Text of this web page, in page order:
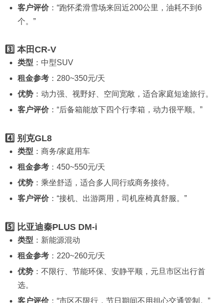
客户评价：“跑怀柔滑雪场来回近200公里，油耗不到6
个。”
3️⃣ 本田CR-V
类型 ：中型SUV
租金参考：280~350元/天
优势：动力强、视野好、空间宽敞，适合家庭短途旅行。
客户评价：“后备箱能放下四个行李箱，动力很平顺。”
4️⃣ 别克GL8
类型 ：商务/家庭用车
租金参考：450~550元/天
优势：乘坐舒适，适合多人同行或商务接待。
客户评价：“接机、出游两用，司机座椅真舒服。”
5️⃣ 比亚迪秦PLUS DM-i
类型 ：新能源混动
租金参考：220~260元/天
优势：不限行、节能环保、安静平顺，元旦市区出行首
选。
客户评价：“市区不限行，节日期间不用担心交通管制。”